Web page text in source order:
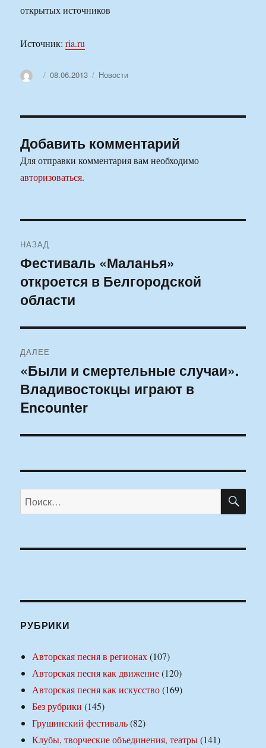
открытых источников
Источник:ria.ru
АвторОпубликовано
08.06.2013 Рубрики
Новости
Добавить комментарий
Для отправки комментария вам необходимо
авторизоваться.
по
записям
НАЗАД
Предыдущая
запись:
Фестиваль «Маланья»
откроется в Белгородской
области
ДАЛЕЕ
Следующая
запись:
«Были и смертельные случаи».
Владивостокцы играют в
Encounter
Искать:
РУБРИКИ
Авторская песня в регионах(107)
Авторская песня как движение(120)
Авторская песня как искусство(169)
Без рубрики (145)
Грушинский фестиваль(82)
Клубы, творческие объединения, театры(141)